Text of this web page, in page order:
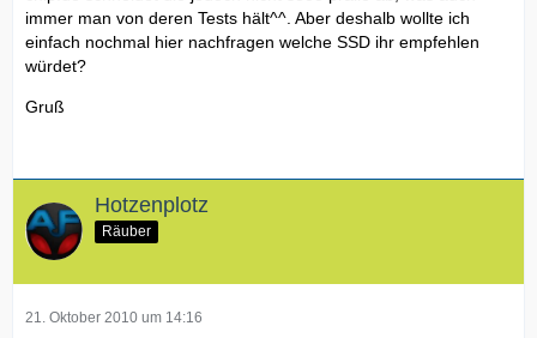
immer man von deren Tests hält^^. Aber deshalb wollte ich
einfach nochmal hier nachfragen welche SSD ihr empfehlen
würdet?
Gruß
Hotzenplotz
Räuber
21. Oktober 2010 um 14:16